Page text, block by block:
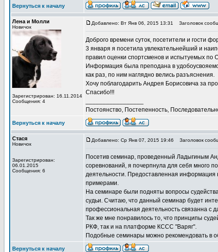
Вернуться к началу
Лена и Молли
Новичок
Зарегистрирован: 16.11.2014
Сообщения: 4
Добавлено: Вт Янв 06, 2015 13:31 Заголовок
Доброго времени суток, посетители и гости
3 января я посетила увлекательнейший и
правил оценки спортсменов и испытуемых по
Информация была преподана в
как раз, по ним наглядно велись разъяснения.
Хочу поблагодарить Андрея Борисовича за
Спасибо!!!
Постоянство, Постепенность,
Вернуться к началу
Стася
Новичок
Зарегистрирован:
06.01.2015
Сообщения: 6
Добавлено: Ср Янв 07, 2015 19:46 Заголовок
Посетив семинар, проведенный Ладыгиным
соревнований, я почерпнула для себя много
деятельности. Предоставленная информация
примерами.
На семинаре были подняты вопросы
судьи. Считаю, что данный семинар будет
профессиональная деятельность связанна с
Так же мне понравилось то, что принципы
РКФ, так и на платформе КССС "Варяг".
Подобные семинары можно рекомендовать в
Вернуться к началу